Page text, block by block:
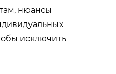
нюансы
исключить